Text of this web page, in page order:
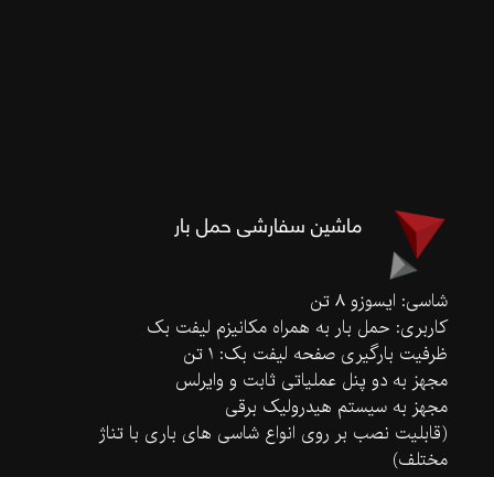
ماشین سفارشی حمل بار
شاسی: ایسوزو 8 تن
کاربری: حمل بار به همراه مکانیزم لیفت بک
ظرفیت بارگیری صفحه لیفت بک: 1 تن
مجهز به دو پنل عملیاتی ثابت و وایرلس
مجهز به سیستم هیدرولیک برقی
(قابلیت نصب بر روی انواع شاسی های باری با تناژ
مختلف)